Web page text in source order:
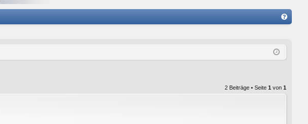
Q
2 Beiträge • Seite 1 von 1